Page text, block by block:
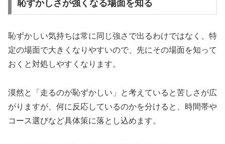
恥ずかしさが強くなる場面を知る
恥ずかしい気持ちは常に同じ強さで出るわけではなく、特
定の場面で大きくなりやすいので、先にその場面を知って
おくと対処しやすくなります。
漠然と「走るのが恥ずかしい」と考えていると苦しさが広
がりますが、何に反応しているのかを分けると、時間帯や
コース選びなど具体策に落とし込めます。